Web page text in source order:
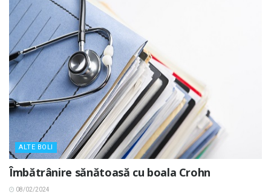
ALTE BOLI
Îmbătrânire sănătoasă cu boala Crohn
08/02/2024